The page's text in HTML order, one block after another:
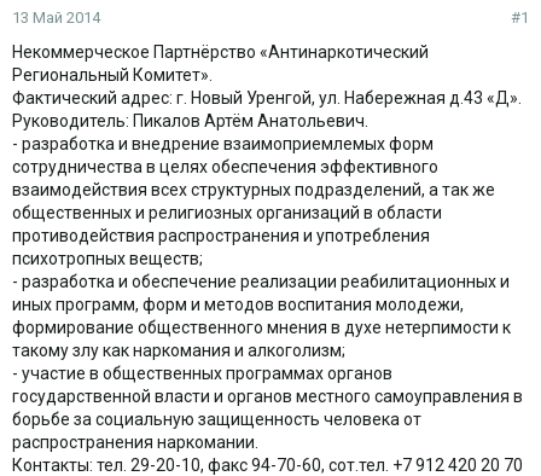
13 Май 2014 #1
Некоммерческое Партнёрство «Антинаркотический
Региональный Комитет».
Фактический адрес: г. Новый Уренгой, ул. Набережная д.43 «Д».
Руководитель: Пикалов Артём Анатольевич.
- разработка и внедрение взаимоприемлемых форм
сотрудничества в целях обеспечения эффективного
взаимодействия всех структурных подразделений, а так же
общественных и религиозных организаций в области
противодействия распространения и употребления
психотропных веществ;
- разработка и обеспечение реализации реабилитационных и
иных программ, форм и методов воспитания молодежи,
формирование общественного мнения в духе нетерпимости к
такому злу как наркомания и алкоголизм;
- участие в общественных программах органов
государственной власти и органов местного самоуправления в
борьбе за социальную защищенность человека от
распространения наркомании.
Контакты: тел. 29-20-10, факс 94-70-60, сот.тел. +7 912 420 20 70